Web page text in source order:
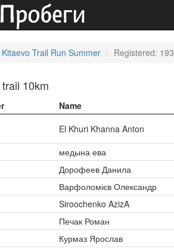
Kitaevo Trail Run Summer Registered: 193
10km
Name
El Khuri Khanna Anton
медына ева
Дорофеев Данила
Варфоломієв Олександр
Siroochenko AzizA
Печак Роман
Курмаз Ярослав